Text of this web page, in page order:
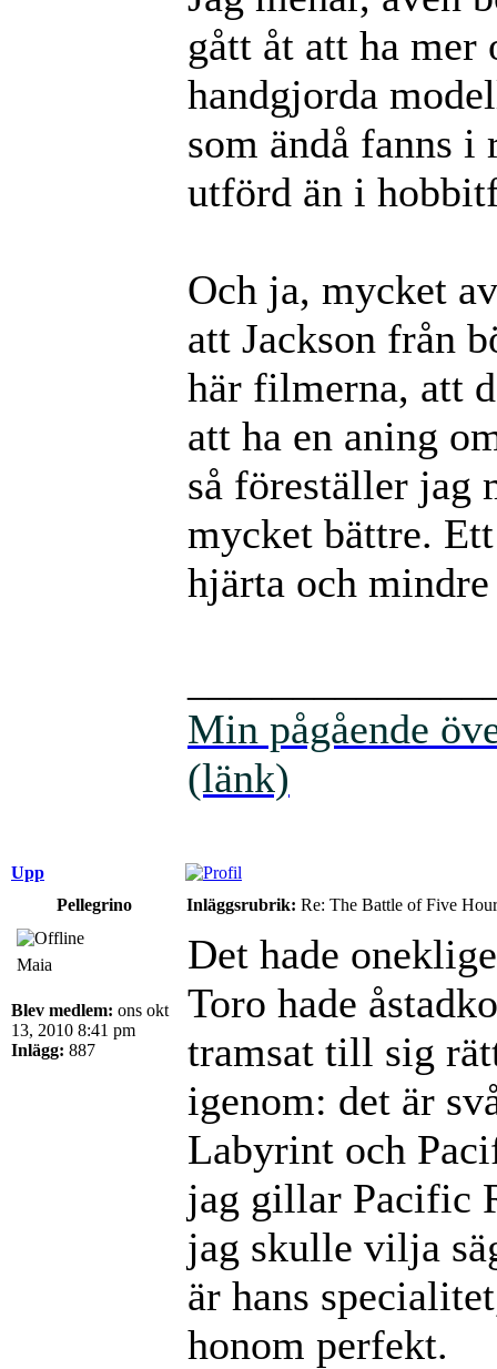
gått åt att ha mer
handgjorda
som ändå fanns
utförd än i
Och ja, mycket
att Jackson från
här filmerna, att
att ha en aning
så föreställer jag
mycket bättre.
hjärta och
Min pågående
(länk)
Upp
Pellegrino
Inläggsrubrik: Re: The Battle of Five
Maia
Blev medlem: ons okt
13, 2010 8:41 pm
Inlägg: 887
Det hade
Toro hade
tramsat till sig
igenom: det är
Labyrint och
jag gillar Pacific
jag skulle vilja
är hans
honom perfekt.